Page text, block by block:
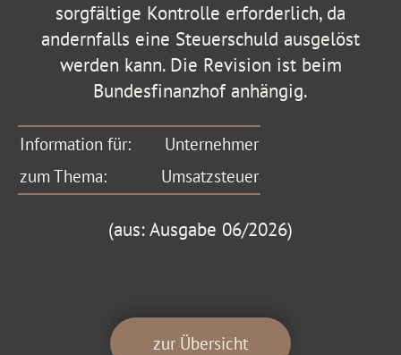
sorgfältige Kontrolle erforderlich, da
andernfalls eine Steuerschuld ausgelöst
werden kann. Die Revision ist beim
Bundesfinanzhof anhängig.
Information für:
Unternehmer
zum Thema:
Umsatzsteuer
(aus: Ausgabe 06/2026)
zur Übersicht